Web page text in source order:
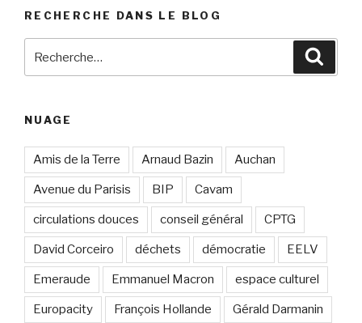
RECHERCHE DANS LE BLOG
NUAGE
Amis de la Terre Arnaud Bazin Auchan
Avenue du Parisis BIP Cavam
circulations douces conseil général CPTG
David Corceiro déchets démocratie EELV
Emeraude Emmanuel Macron espace culturel
Europacity François Hollande Gérald Darmanin